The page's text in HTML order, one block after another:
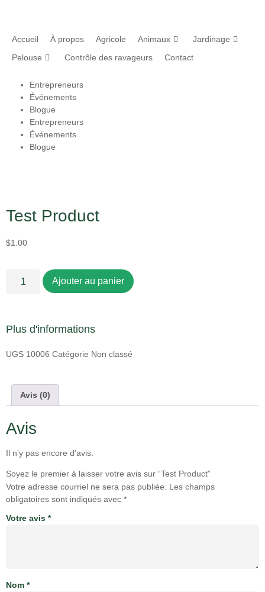
Accueil À propos Agricole Animaux
Jardinage
Pelouse
Contrôle des ravageurs Contact
Entrepreneurs
Événements
Blogue
Entrepreneurs
Événements
Blogue
Test Product
$1.00
Ajouter au panier
Plus d'informations
UGS 10006 Catégorie Non classé
Avis (0)
Avis
Il n’y pas encore d’avis.
Soyez le premier à laisser votre avis sur “Test Product”
Votre adresse courriel ne sera pas publiée. Les champs
obligatoires sont indiqués avec *
Votre avis *
Nom *